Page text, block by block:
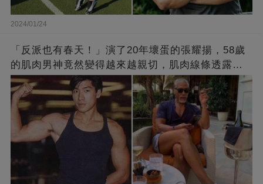
2024/01/24
「反派也有春天！」演了20年壞蛋的張耀揚，58歲
的肌肉男神竟然變得越來越親切，肌肉線條透露了
他的秘密！